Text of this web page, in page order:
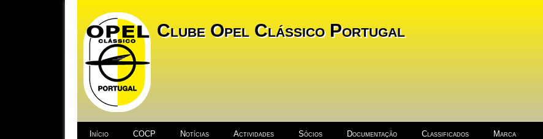
Clube Opel Clássico Portugal
Início COCP Notícias Actividades Sócios Documentação Classificados Marca